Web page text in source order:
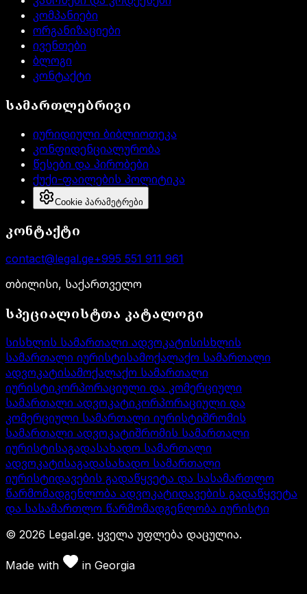
კომპანიები
ორგანიზაციები
ივენთები
ბლოგი
კონტაქტი
სამართლებრივი
იურიდიული ბიბლიოთეკა
კონფიდენციალურობა
წესები და პირობები
ქუქი-ფაილების პოლიტიკა
Cookie პარამეტრები
კონტაქტი
contact@legal.ge+995 551 911 961
თბილისი, საქართველო
სპეციალისტთა კატალოგი
სისხლის სამართალი ადვოკატისისხლის
სამართალი იურისტისამოქალაქო სამართალი
ადვოკატისამოქალაქო სამართალი
იურისტიკორპორაციული და კომერციული
სამართალი ადვოკატიკორპორაციული და
კომერციული სამართალი იურისტიშრომის
სამართალი ადვოკატიშრომის სამართალი
იურისტისაგადასახადო სამართალი
ადვოკატისაგადასახადო სამართალი
იურისტიდავების გადაწყვეტა და სასამართლო
წარმომადგენლობა ადვოკატიდავების გადაწყვეტა
და სასამართლო წარმომადგენლობა იურისტი
© 2026 Legal.ge. ყველა უფლება დაცულია.
Made with in Georgia